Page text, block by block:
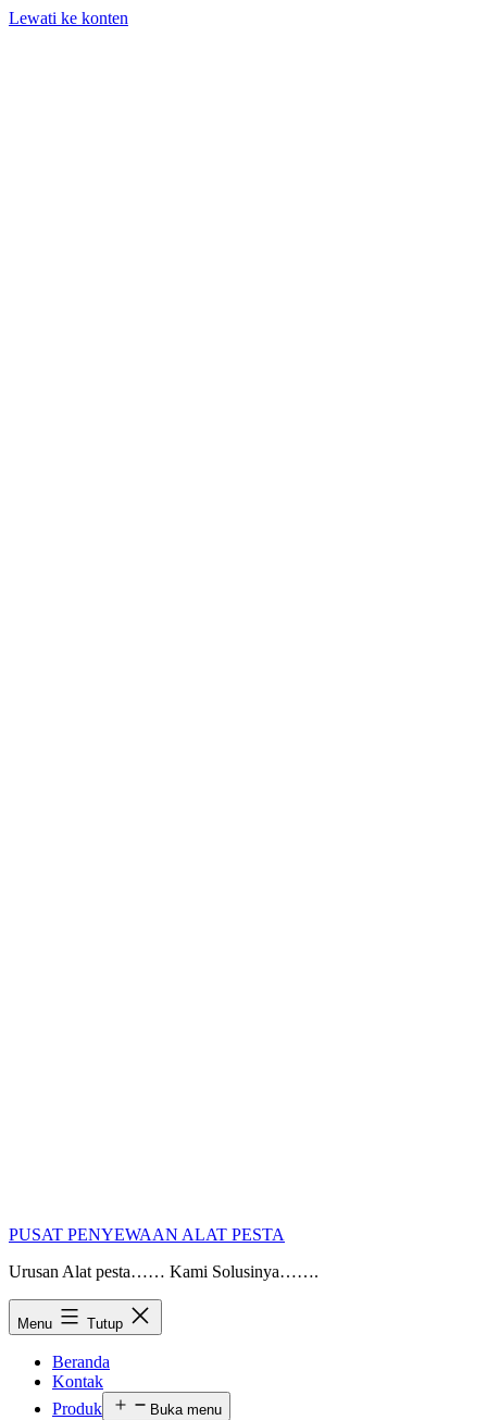
Lewati ke konten
PUSAT PENYEWAAN ALAT PESTA
Urusan Alat pesta…… Kami Solusinya…….
Menu Tutup
Beranda
Kontak
Produk
Buka menu